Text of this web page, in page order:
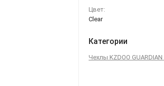
Цвет:
Clear
Категории
Чехлы KZDOO